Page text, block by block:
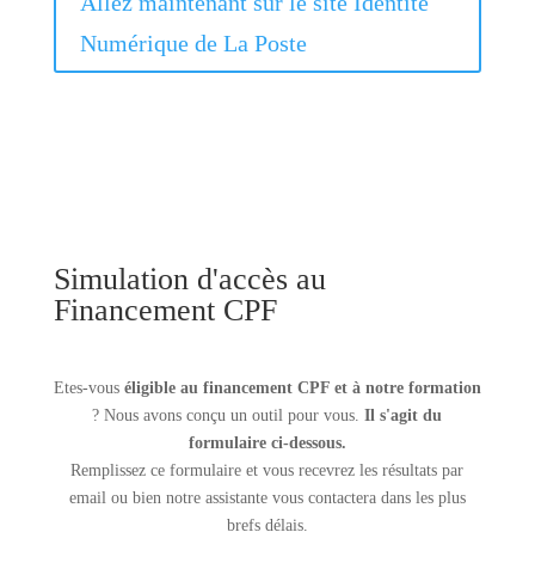
Numérique de La Poste
Simulation d'accès au
Financement CPF
Etes-vous éligible au financement CPF et à notre formation
? Nous avons conçu un outil pour vous.Il s'agit du
formulaire ci-dessous.
Remplissez ce formulaire et vous recevrez les résultats par
email ou bien notre assistante vous contactera dans les plus
brefs délais.